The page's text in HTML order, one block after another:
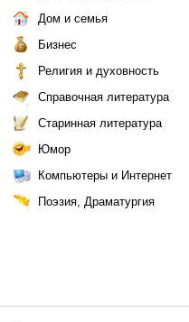
Дом и семья
Бизнес
Религия и духовность
Справочная литература
Старинная литература
Юмор
Компьютеры и Интернет
Поэзия, Драматургия